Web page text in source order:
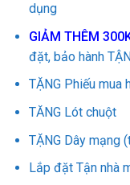
dụng
GIẢM THÊM
đặt, bảo hành
TẶNG Phiếu mua
TĂNG Lót chuột
TẶNG Dây mạng
Lắp đặt Tận nhà